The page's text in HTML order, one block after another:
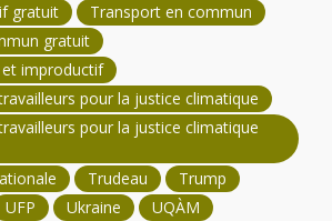
gratuit
Transport en commun
gratuit
improductif
pour la justice climatique
pour la justice climatique
Trudeau
Trump
UFP Ukraine UQÀM